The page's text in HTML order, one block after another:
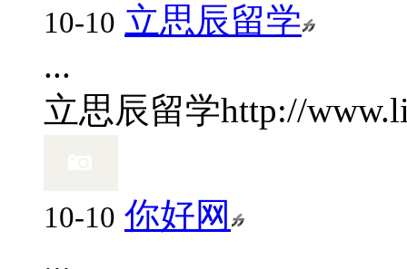
10-10 立思辰留学
...
立思辰留学http://
10-10 你好网
...